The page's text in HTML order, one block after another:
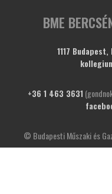
BME
1117
+36 1 463 3631
© Budapesti Műszaki és